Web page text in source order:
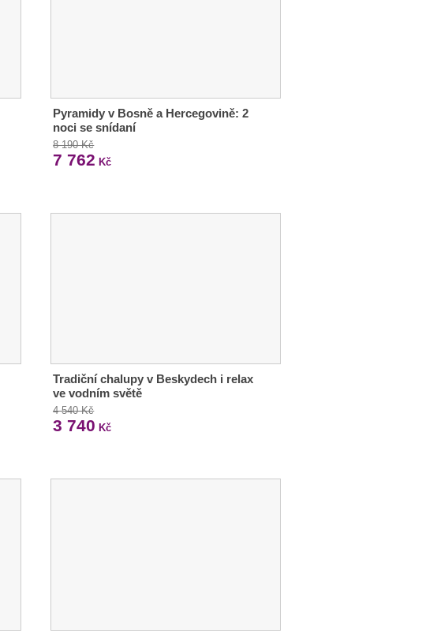
Pyramidy v Bosně a Hercegovině: 2
noci se snídaní
8 190 Kč
7 762 Kč
Tradiční chalupy v Beskydech i relax
ve vodním světě
4 540 Kč
3 740 Kč